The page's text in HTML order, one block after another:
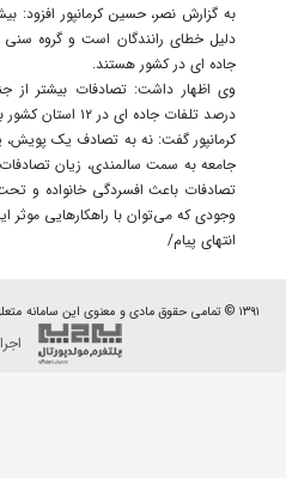
به گزارش نصر، حسین کرمان‍پور افزود:
جاده ای در کشور هستند.
درصد تلفات جاده ای در ۱۲ استان کشور به ثبت رسیده است.
کرمانپور گفت: نه به تصادف یک
جامعه به سمت سالمندی، زیان
تصادفات باعث افسردگی خانواده و
وجودی که می‌توان با راهکارهایی موثر
انتهای پیام/
۱۳۹۱ © تمامی حقوق مادی و معنوی این سامانه متعلق به پایگاه خبری - تحلیلی نصرنیوز می باشد.